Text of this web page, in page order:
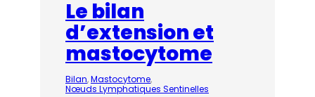
Le bilan
d’extension et
mastocytome
Bilan, Mastocytome,
Nœuds Lymphatiques Sentinelles